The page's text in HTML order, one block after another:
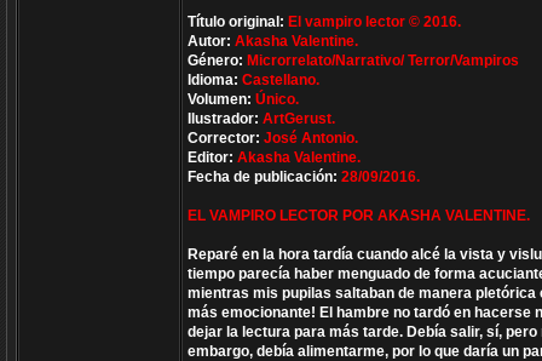
Título original: El vampiro lector © 2016.
Autor: Akasha Valentine.
Género: Microrrelato/Narrativo/ Terror/Vampiros
Idioma: Castellano.
Volumen: Único.
Ilustrador: ArtGerust.
Corrector: José Antonio.
Editor: Akasha Valentine.
Fecha de publicación: 28/09/2016.
EL VAMPIRO LECTOR POR AKASHA VALENTINE.
Reparé en la hora tardía cuando alcé la vista y
tiempo parecía haber menguado de forma
mientras mis pupilas saltaban de manera
más emocionante! El hambre no tardó en hacerse
dejar la lectura para más tarde. Debía salir, sí,
embargo, debía alimentarme, por lo que daría un